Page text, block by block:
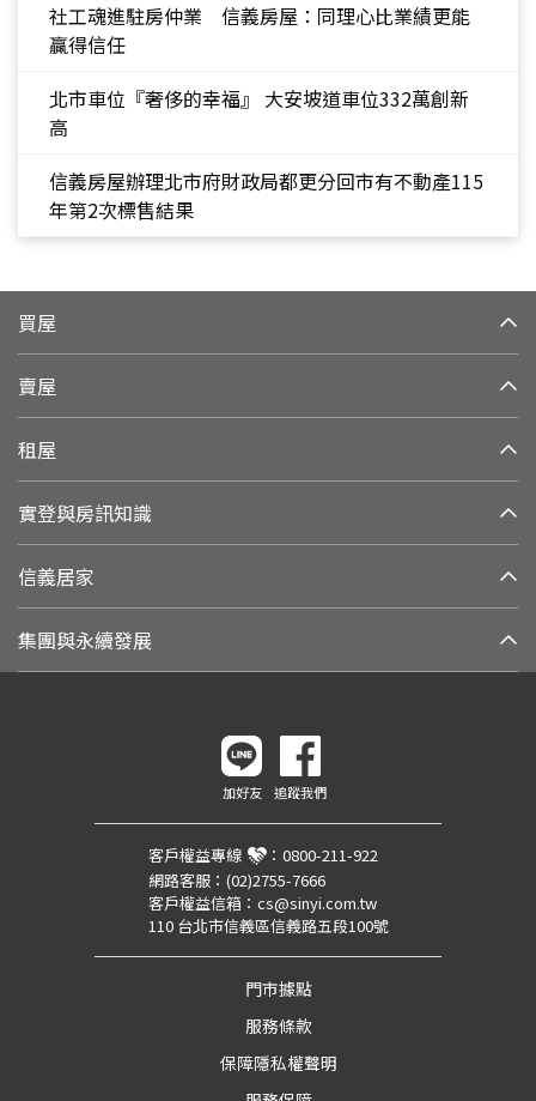
社工魂進駐房仲業 信義房屋：同理心比業績更能
贏得信任
北市車位『奢侈的幸福』 大安坡道車位332萬創新
高
信義房屋辦理北市府財政局都更分回市有不動產115
年第2次標售結果
買屋
賣屋
租屋
實登與房訊知識
信義居家
集團與永續發展
加好友 追蹤我們
客戶權益專線 ： 0800-211-922
網路客服： (02)2755-7666
客戶權益信箱： cs@sinyi.com.tw
110 台北市信義區信義路五段100號
門市據點
服務條款
保障隱私權聲明